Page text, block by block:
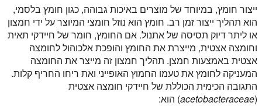
ייצור חומץ, במיוחד של מוצרים באיכות גבוהה, כגון חומץ בלסמי,
הוא תהליך ייצור זמן רב. חומץ הוא נוזל חומצי המיוצר על ידי חמצון
או ליתר דיוק תסיסה של אתנול. אם החומץ, חומר של חיידקי תאית
וחומצה אצטית, מייצרת את החומץ והופכת אלכוהול לחומצה
אצטית באמצעות חמצן. תהליך חמצון זה מייצר את החומצה
המעניקה לחומץ את טעמו החמוץ האופייני ואת ריחו החריף קלות.
התגובה הכימית הכוללת של חיידקי חומצה אצטית
(
acetobacteraceae) הוא: